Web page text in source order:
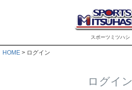
スポーツミツハシ
HOME ログイン
ログイン